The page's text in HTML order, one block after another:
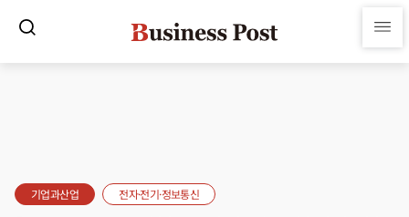
기업과산업 전자·전기·정보통신